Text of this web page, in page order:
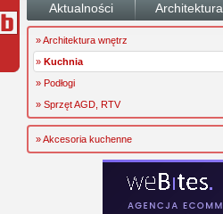
Aktualności Architektura
» Architektura wnętrz
» Kuchnia
» Podłogi
» Sprzęt AGD, RTV
» Akcesoria kuchenne